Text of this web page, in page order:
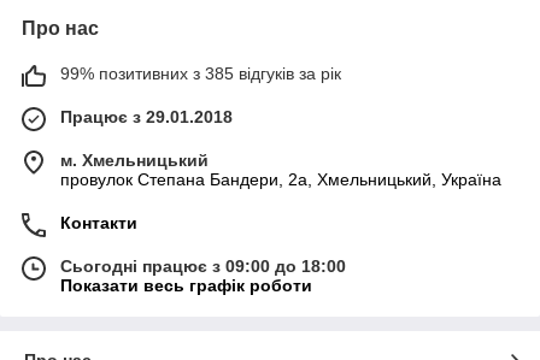
Про нас
99% позитивних з 385 відгуків за рік
Працює з 29.01.2018
м. Хмельницький
провулок Степана Бандери, 2a, Хмельницький, Україна
Контакти
Сьогодні працює з 09:00 до 18:00
Показати весь графік роботи